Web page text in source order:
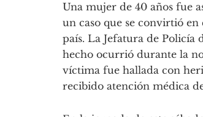
Una mujer de 40 años fue
un caso que se convirtió
país. La Jefatura de
hecho ocurrió durante la
víctima fue hallada con
recibido atención médica